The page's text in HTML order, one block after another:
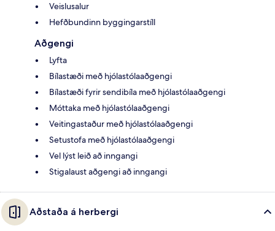
Veislusalur
Hefðbundinn byggingarstíll
Aðgengi
Lyfta
Bílastæði með hjólastólaaðgengi
Bílastæði fyrir sendibíla með hjólastólaaðgengi
Móttaka með hjólastólaaðgengi
Veitingastaður með hjólastólaaðgengi
Setustofa með hjólastólaaðgengi
Vel lýst leið að inngangi
Stigalaust aðgengi að inngangi
Aðstaða á herbergi